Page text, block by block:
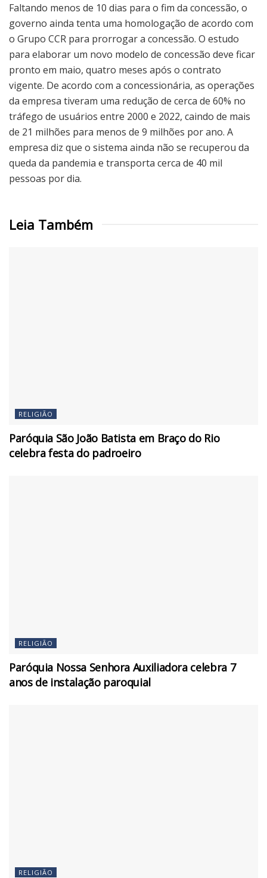
Faltando menos de 10 dias para o fim da concessão, o
governo ainda tenta uma homologação de acordo com
o Grupo CCR para prorrogar a concessão. O estudo
para elaborar um novo modelo de concessão deve ficar
pronto em maio, quatro meses após o contrato
vigente. De acordo com a concessionária, as operações
da empresa tiveram uma redução de cerca de 60% no
tráfego de usuários entre 2000 e 2022, caindo de mais
de 21 milhões para menos de 9 milhões por ano. A
empresa diz que o sistema ainda não se recuperou da
queda da pandemia e transporta cerca de 40 mil
pessoas por dia.
Leia Também
RELIGIÃO
Paróquia São João Batista em Braço do Rio
celebra festa do padroeiro
RELIGIÃO
Paróquia Nossa Senhora Auxiliadora celebra 7
anos de instalação paroquial
RELIGIÃO